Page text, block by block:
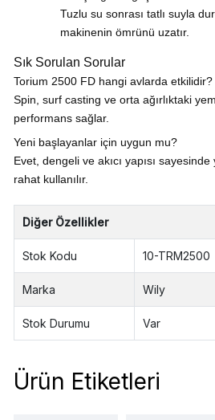
Tuzlu su sonrası tatlı suyla
makinenin ömrünü uzatır.
Sık Sorulan Sorular
Torium 2500 FD hangi avlarda etkilidir?
Spin, surf casting ve orta ağırlıktaki
performans sağlar.
Yeni başlayanlar için uygun mu?
Evet, dengeli ve akıcı yapısı
rahat kullanılır.
Diğer Özellikler
Stok Kodu 10-TRM2500
Marka Wily
Stok Durumu Var
Ürün Etiketleri